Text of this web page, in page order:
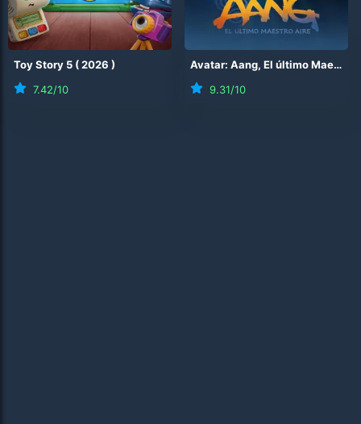
Toy Story 5 (2026 )
7.42/10
Avatar: Aang, El último Maestro Aire
9.31/10